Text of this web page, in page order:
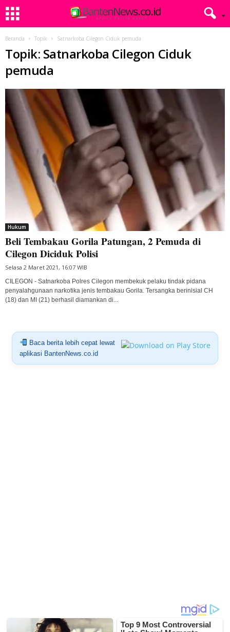
Beranda Topik Satnarkoba Cilegon Ciduk pemuda
Topik: Satnarkoba Cilegon Ciduk
pemuda
Hukum
Beli Tembakau Gorila Patungan, 2 Pemuda di
Cilegon Diciduk Polisi
Selasa 2 Maret 2021, 16:07 WIB
CILEGON - Satnarkoba Polres Cilegon membekuk pelaku tindak pidana
penyalahgunaan narkotika jenis tembakau Gorila. Tersangka berinisial CH
(18) dan MI (21) berhasil diamankan di...
Baca berita lebih cepat lewat
aplikasi BantenNews.co.id